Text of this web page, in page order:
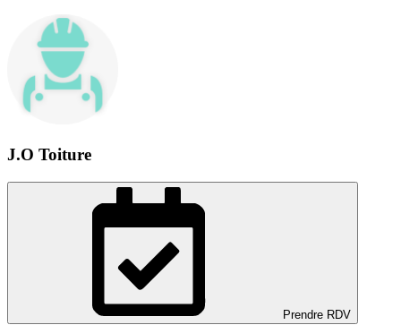
J.O Toiture
Prendre RDV